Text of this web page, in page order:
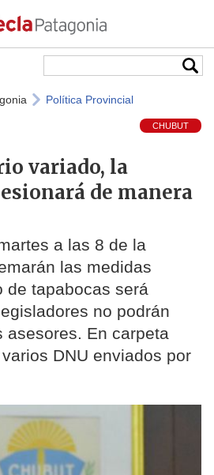
Política Provincial
CHUBUT
variado, la
de manera
a las 8 de la
las medidas
de tapabocas será
no podrán
asesores. En carpeta
DNU enviados por